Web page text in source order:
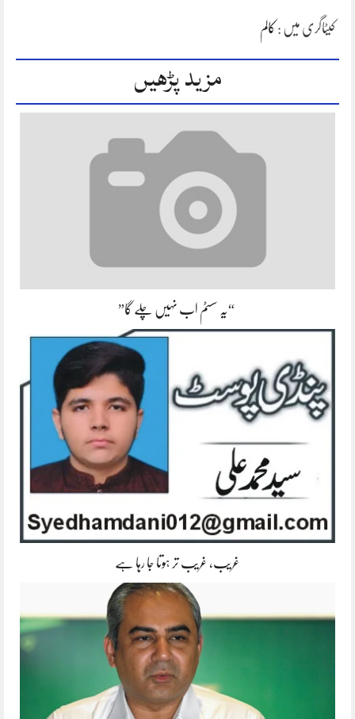
کیٹاگری میں : کالم
مزید پڑھیں
“یہ سسٹم اب نہیں چلے گا”
غریب، غریب تر ہوتا جا رہا ہے